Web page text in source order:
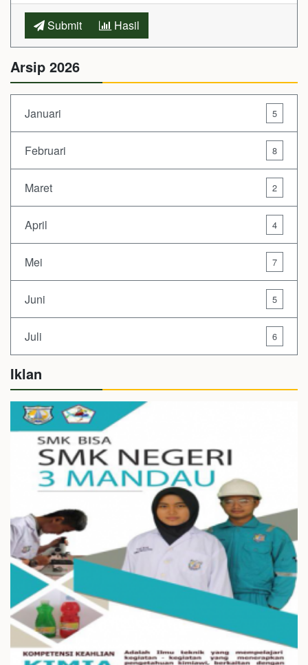
Submit Hasil
Arsip 2026
Januari 5
Februari 8
Maret 2
April 4
Mei 7
Juni 5
Juli 6
Iklan